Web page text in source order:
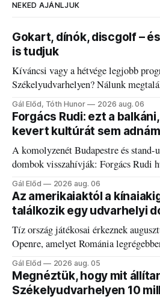
NEKED AJÁNLJUK
Gokart, dínók, discgolf –
is tudjuk
Kíváncsi vagy a hétvége legjobb
Székelyudvarhelyen? Nálunk
a fogaddal, a fogorvosi ügyeletet is!
Gál Előd, Tóth Hunor 2026 aug. 06
Forgács Rudi: ezt a
kevert kultúrát sem
A komolyzenét Budapestre és stand-
dombok visszahívják: Forgács Rudi
és határokról.
Gál Előd 2026 aug. 06
Az amerikaiaktól a
találkozik egy udvarhelyi
Tíz ország játékosai érkeznek
Openre, amelyet Románia
discgolfpályáján rendeznek meg.
Gál Előd 2026 aug. 05
Megnéztük, hogy mit
Székelyudvarhelyen 10